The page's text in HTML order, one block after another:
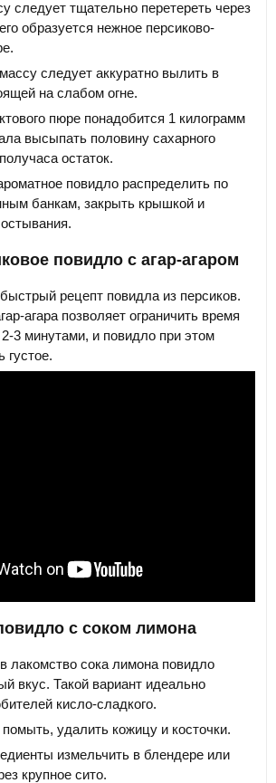
следует тщательно перетереть через
образуется нежное персиково-
следует аккуратно вылить в
на слабом огне.
пюре понадобится 1 килограмм
высыпать половину сахарного
остаток.
повидло распределить по
банкам, закрыть крышкой и
повидло с агар-агаром
рецепт повидла из персиков.
агара позволяет ограничить время
3 минутами, и повидло при этом
густое.
с соком лимона
лакомство сока лимона повидло
вкус. Такой вариант идеально
кисло-сладкого.
помыть, удалить кожицу и косточки.
измельчить в блендере или
крупное сито.